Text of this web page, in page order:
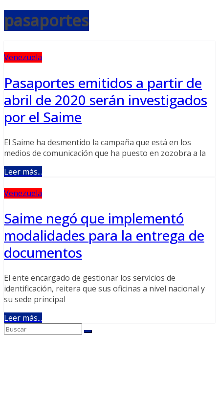
pasaportes
Venezuela
Pasaportes emitidos a partir de
abril de 2020 serán investigados
por el Saime
El Saime ha desmentido la campaña que está en los
medios de comunicación que ha puesto en zozobra a la
Leer más...
Venezuela
Saime negó que implementó
modalidades para la entrega de
documentos
El ente encargado de gestionar los servicios de
identificación, reitera que sus oficinas a nivel nacional y
su sede principal
Leer más...